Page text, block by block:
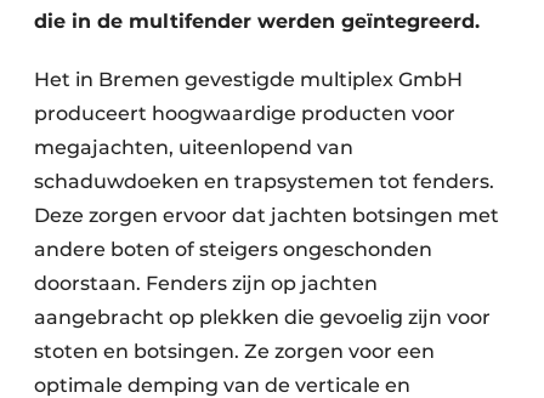
die in de multifender werden geïntegreerd.
Het in Bremen gevestigde multiplex GmbH
produceert hoogwaardige producten voor
megajachten, uiteenlopend van
schaduwdoeken en trapsystemen tot fenders.
Deze zorgen ervoor dat jachten botsingen met
andere boten of steigers ongeschonden
doorstaan. Fenders zijn op jachten
aangebracht op plekken die gevoelig zijn voor
stoten en botsingen. Ze zorgen voor een
optimale demping van de verticale en